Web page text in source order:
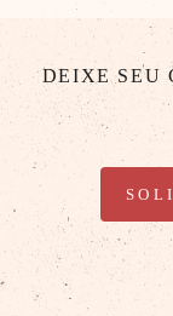
DEIXE SEU